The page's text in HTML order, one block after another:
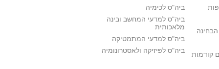
קודמות
ביה"ס לכימיה
ביה"ס למדעי המחשב ובינה
מלאכותית
ביה"ס למדעי המתמטיקה
ביה"ס לפיזיקה ולאסטרונומיה